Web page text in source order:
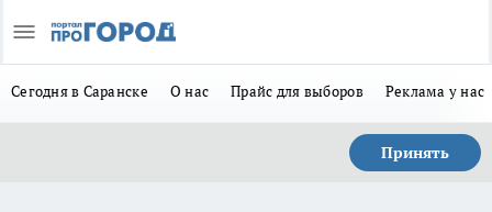
Сегодня в Саранске О нас Прайс для выборов Реклама у нас
Принять